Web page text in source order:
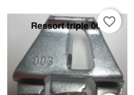
favorite_border